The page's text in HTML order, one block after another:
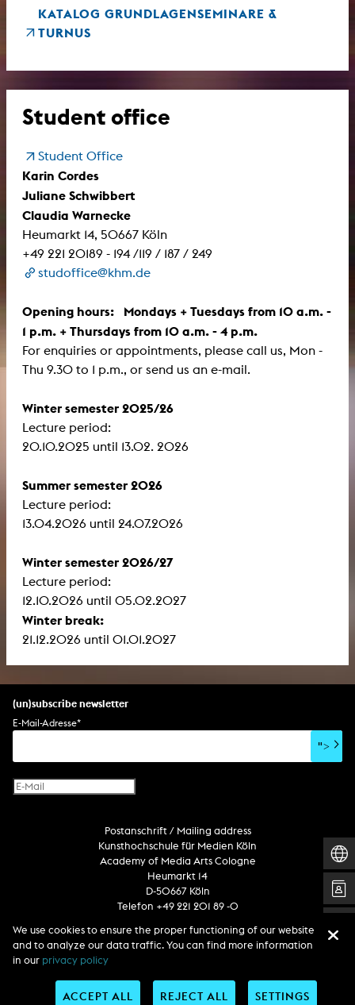
KATALOG GRUNDLAGENSEMINARE &
TURNUS
Student office
Student Office
Karin Cordes
Juliane Schwibbert
Claudia Warnecke
Heumarkt 14, 50667 Köln
+49 221 20189 - 194 /119 / 187 / 249
studoffice@khm.de
Opening hours: Mondays + Tuesdays from 10 a.m. -
1 p.m. + Thursdays from 10 a.m. - 4 p.m.
For enquiries or appointments, please call us, Mon -
Thu 9.30 to 1 p.m., or send us an e-mail.
Winter semester 2025/26
Lecture period:
​​​​​​​20.10.2025 until 13.02. 2026
Summer semester 2026
Lecture period:
13.04.2026 until 24.07.2026
Winter semester 2026/27
Lecture period:
12.10.2026 until 05.02.2027
Winter break:
21.12.2026 until 01.01.2027
(un)subscribe newsletter
E-Mail-Adresse*
">
Postanschrift / Mailing address
Kunsthochschule für Medien Köln
Academy of Media Arts Cologne
Heumarkt 14
D-50667 Köln
Telefon +49 221 201 89 -0
We use cookies to ensure the proper functioning of our website
and to analyze our data traffic. You can find more information
in our privacy policy
SETTINGS
REJECT ALL
ACCEPT ALL